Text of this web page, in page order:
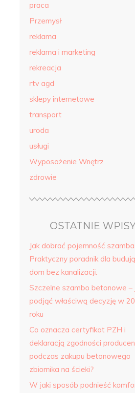
praca
Przemysł
reklama
reklama i marketing
rekreacja
rtv agd
sklepy internetowe
transport
uroda
usługi
Wyposażenie Wnętrz
zdrowie
OSTATNIE
Jak dobrać pojemność
Praktyczny poradnik dla
dom bez kanalizacji.
Szczelne szambo betonowe –
podjąć właściwą decyzję w
roku
Co oznacza certyfikat PZH i
deklaracją zgodności
podczas zakupu betonowego
zbiornika na ścieki?
W jaki sposób podnieść